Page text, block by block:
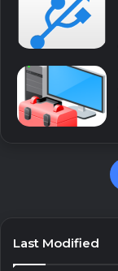
Last Modified